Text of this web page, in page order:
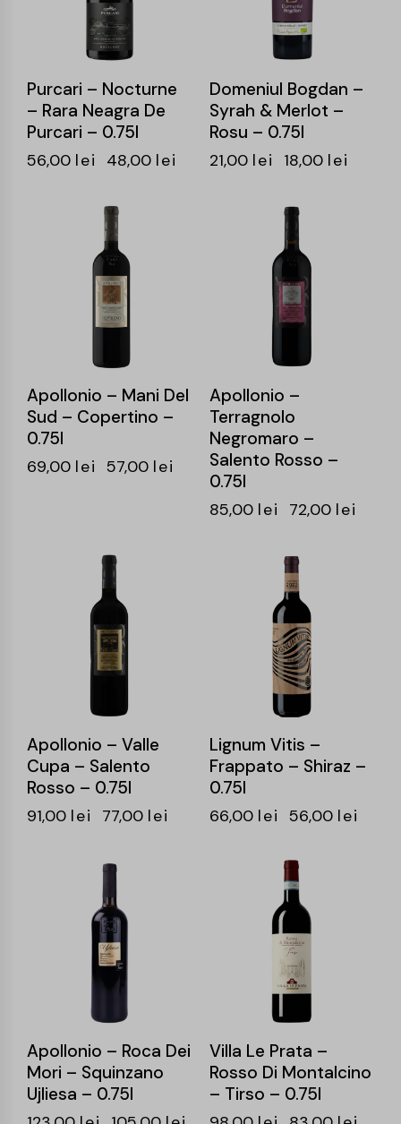
Purcari – Nocturne
– Rara Neagra De
Purcari – 0.75l
56,00 lei 48,00 lei
Domeniul Bogdan –
Syrah & Merlot –
Rosu – 0.75l
21,00 lei 18,00 lei
Apollonio – Mani Del
Sud – Copertino –
0.75l
69,00 lei 57,00 lei
Apollonio –
Terragnolo
Negromaro –
Salento Rosso –
0.75l
85,00 lei 72,00 lei
Apollonio – Valle
Cupa – Salento
Rosso – 0.75l
91,00 lei 77,00 lei
Lignum Vitis –
Frappato – Shiraz –
0.75l
66,00 lei 56,00 lei
Apollonio – Roca Dei
Mori – Squinzano
Ujliesa – 0.75l
Villa Le Prata –
Rosso Di Montalcino
– Tirso – 0.75l